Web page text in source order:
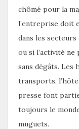
chômé pour la
l’entreprise doit
dans les
ou si l’activité
sans dégâts. Les
transports,
presse font
toujours le
muguets.